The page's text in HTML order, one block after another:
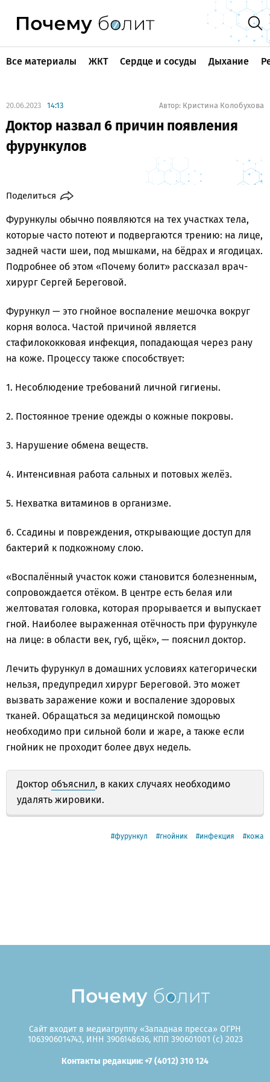
Все материалы ЖКТ Сердце и сосуды Дыхание
20.06.2023 14:13 Автор: Кристина Колобухова
Доктор назвал 6 причин появления
фурункулов
Поделиться
Фурункулы обычно появляются на тех участках тела,
которые часто потеют и подвергаются трению: на лице,
задней части шеи, под мышками, на бёдрах и ягодицах.
Подробнее об этом «Почему болит» рассказал врач-
хирург Сергей Береговой.
Фурункул — это гнойное воспаление мешочка вокруг
корня волоса. Частой причиной является
стафилококковая инфекция, попадающая через рану
на коже. Процессу также способствует:
1. Несоблюдение требований личной гигиены.
2. Постоянное трение одежды о кожные покровы.
3. Нарушение обмена веществ.
4. Интенсивная работа сальных и потовых желёз.
5. Нехватка витаминов в организме.
6. Ссадины и повреждения, открывающие доступ для
бактерий к подкожному слою.
«Воспалённый участок кожи становится болезненным,
сопровождается отёком. В центре есть белая или
желтоватая головка, которая прорывается и выпускает
гной. Наиболее выраженная отёчность при фурункуле
на лице: в области век, губ, щёк», — пояснил доктор.
Лечить фурункул в домашних условиях категорически
нельзя, предупредил хирург Береговой. Это может
вызвать заражение кожи и воспаление здоровых
тканей. Обращаться за медицинской помощью
необходимо при сильной боли и жаре, а также если
гнойник не проходит более двух недель.
Доктор объяснил, в каких случаях необходимо
удалять жировики.
фурункул гнойник инфекция кожа
Сайт входит в медиагруппу «Западная пресса» ОГРН
1063906014743, ИНН 3906148636, КПП 390601001 (c) 2023
Контакты редакции: +7 (4012) 310 124